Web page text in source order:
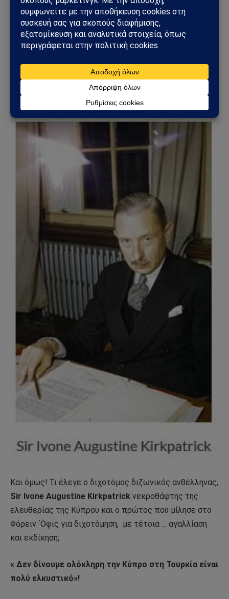
will be impossible probably to protect the minorities.
The only safeguard as the Greeks say, is the Greek
Army”. (Βιβλίο γράφουσας «Γενοκτονία» Λευκωσία
1955 – 57
Και όμως! Τι έλεγε ο διχοτόμος διζωνικός ανθέλληνας,
Sir Ivone Augustine Kirkpatrick νεκροθάφτης της
ελευθερίας της Κύπρου και ο πρώτος που μίλησε στο
Φόρειν ΄Οφις για διχοτόμηση, με τέτοια … αγαλλίαση
και εκδίκηση;
« Δεν δίνουμε ολόκληρη την Κύπρο στη Τουρκία είναι
πολύ ελκυστικό»!